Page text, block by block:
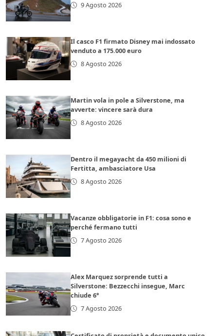
9 Agosto 2026
Il casco F1 firmato Disney mai indossato
venduto a 175.000 euro
8 Agosto 2026
Martin vola in pole a Silverstone, ma
avverte: vincere sarà dura
8 Agosto 2026
Dentro il megayacht da 450 milioni di
Fertitta, ambasciatore Usa
8 Agosto 2026
Vacanze obbligatorie in F1: cosa sono e
perché fermano tutti
7 Agosto 2026
Alex Marquez sorprende tutti a
Silverstone: Bezzecchi insegue, Marc
chiude 6°
7 Agosto 2026